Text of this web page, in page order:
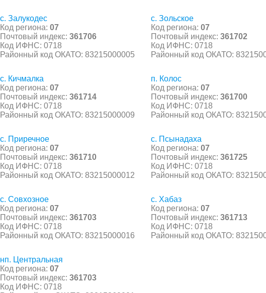
с. Залукодес
Код региона: 07
Почтовый индекс: 361706
Код ИФНС: 0718
Районный код ОКАТО: 83215000005
с. Зольское
Код региона: 07
Почтовый индекс: 361702
Код ИФНС: 0718
Районный код ОКАТО:
с. Кичмалка
Код региона: 07
Почтовый индекс: 361714
Код ИФНС: 0718
Районный код ОКАТО: 83215000009
п. Колос
Код региона: 07
Почтовый индекс: 361700
Код ИФНС: 0718
Районный код ОКАТО:
с. Приречное
Код региона: 07
Почтовый индекс: 361710
Код ИФНС: 0718
Районный код ОКАТО: 83215000012
с. Псынадаха
Код региона: 07
Почтовый индекс: 361725
Код ИФНС: 0718
Районный код ОКАТО:
с. Совхозное
Код региона: 07
Почтовый индекс: 361703
Код ИФНС: 0718
Районный код ОКАТО: 83215000016
с. Хабаз
Код региона: 07
Почтовый индекс: 361713
Код ИФНС: 0718
Районный код ОКАТО:
нп. Центральная
Код региона: 07
Почтовый индекс: 361703
Код ИФНС: 0718